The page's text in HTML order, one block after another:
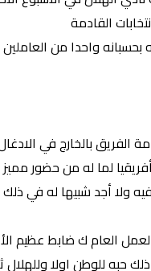
القادمة
واحدا من
بالخارج في
لما له من حضور
أجد شبيها له في ذلك
العام ك ضابط عظيم
حبه للوطن اولا وللهلال